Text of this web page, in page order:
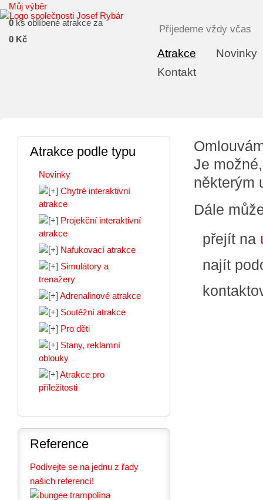
Atrakce
Novinky
Kontakt
Můj výběr
0 ks oblíbené atrakce za
0 Kč
Přijedeme vždy včas
Je
některým
Dále
přejít na
najít
Atrakce podle typu
Novinky
Chytré interaktivní
atrakce
Projekční interaktivní
atrakce
Nafukovací atrakce
Simulátory a
trenažery
Adrenalinové atrakce
Soutěžní atrakce
Pro děti
Stany, reklamní
oblouky
Atrakce pro
příležitosti
Reference
Podívejte se na jednu z řady
našich referencí!